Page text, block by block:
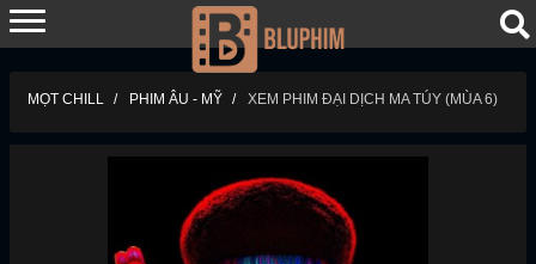
MỌT CHILL PHIM ÂU - MỸ XEM PHIM ĐẠI DỊCH MA TÚY (MÙA 6)